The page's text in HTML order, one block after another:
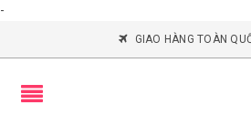
-
GIAO HÀNG TOÀN